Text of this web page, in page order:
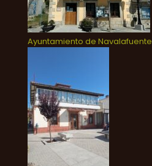
Ayuntamiento de Navalafuente